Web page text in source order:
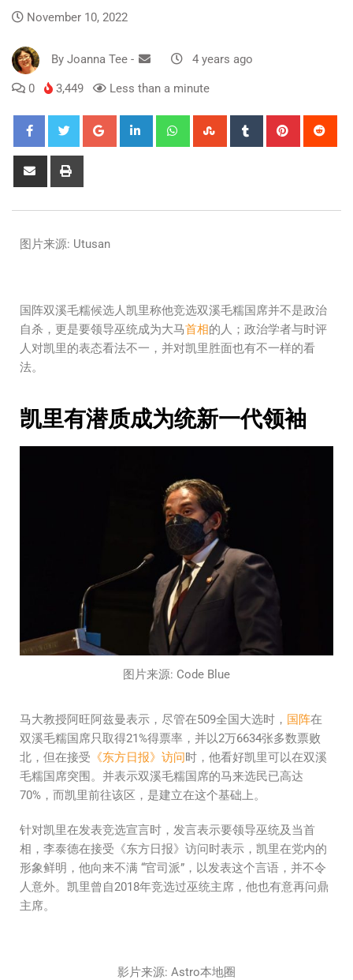
November 10, 2022
By Joanna Tee - 4 years ago
0 3,449 Less than a minute
图片来源: Utusan
国阵双溪毛糯候选人凯里称他竞选双溪毛糯国席并不是政治
自杀，更是要领导巫统成为大马首相的人；政治学者与时评
人对凯里的表态看法不一，并对凯里胜面也有不一样的看
法。
凯里有潜质成为统新一代领袖
图片来源: Code Blue
马大教授阿旺阿兹曼表示，尽管在509全国大选时， 国阵在
双溪毛糯国席只取得21%得票率，并以2万6634张多数票败
北，但在接受 《东方日报》访问时，他看好凯里可以在双溪
毛糯国席突围。并表示双溪毛糯国席的马来选民已高达
70%，而凯里前往该区，是建立在这个基础上。
针对凯里在发表竞选宣言时，发言表示要领导巫统及当首
相，李泰德在接受《东方日报》访问时表示，凯里在党内的
形象鲜明，他向来不满 “官司派”，以发表这个言语，并不令
人意外。凯里曾自2018年竞选过巫统主席，他也有意再问鼎
主席。
影片来源: Astro本地圈